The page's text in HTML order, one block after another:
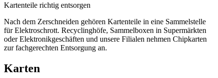
Kartenteile richtig entsorgen
Nach dem Zerschneiden gehören Kartenteile in eine Sammelstelle
für Elektroschrott. Recyclinghöfe, Sammelboxen in Supermärkten
oder Elektronikgeschäften und unsere Filialen nehmen Chipkarten
zur fachgerechten Entsorgung an.
Karten